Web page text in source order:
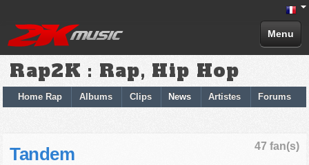
Menu
Rap2K : Rap, Hip Hop
Home Rap Albums Clips News Artistes Forums
47 fan(s)
Tandem